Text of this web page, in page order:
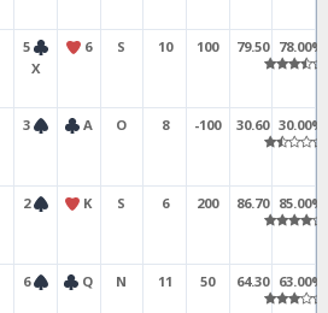
5
X
6 S 10 100 79.50 78.00%
3 A O 8 -100 30.60 30.00%
2 K S 6 200 86.70 85.00%
6 Q N 11 50 64.30 63.00%